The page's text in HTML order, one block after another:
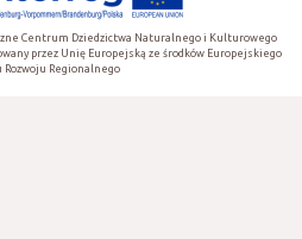
Centrum Dziedzictwa Naturalnego i Kulturowego
przez Unię Europejską ze środków Europejskiego
Rozwoju Regionalnego